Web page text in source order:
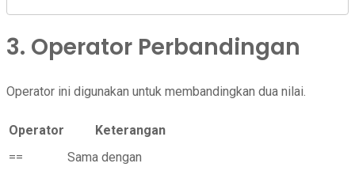
3. Operator Perbandingan
Operator ini digunakan untuk membandingkan dua nilai.
Operator
Keterangan
==
Sama dengan